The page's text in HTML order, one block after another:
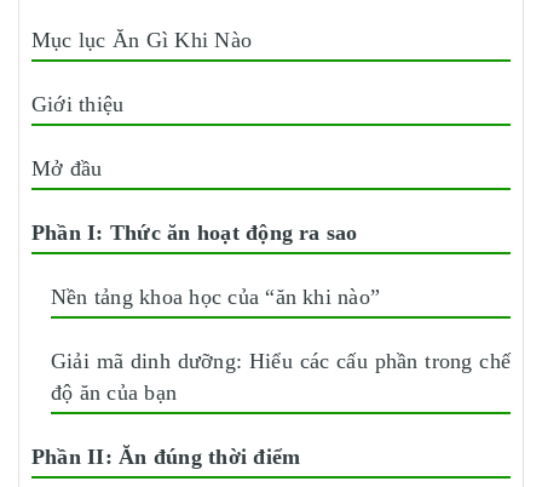
Mục lục Ăn Gì Khi Nào
Giới thiệu
Mở đầu
Phần I: Thức ăn hoạt động ra sao
Nền tảng khoa học của “ăn khi nào”
Giải mã dinh dưỡng: Hiểu các cấu phần trong chế
độ ăn của bạn
Phần II: Ăn đúng thời điểm